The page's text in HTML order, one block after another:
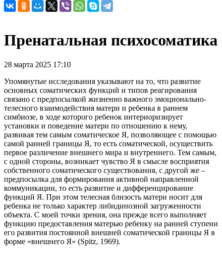
Пренатальная психосоматика
28 марта 2025 17:10
Упомянутые исследования указывают на то, что развитие
основных со­матических функций и типов реагирования
связано с предпосылкой жизненно важного эмоционально-
телесного взаимодействия матери и ребенка в раннем
симбиозе, в ходе которого ребенок интериоризирует
установки и поведение матери по отношению к нему,
развивая тем самым соматическое Я, позволяю­щее с помощью
самой ранней границы Я, то есть соматической, осуществить
первое различение внешнего мира и внутреннего. Тем самым,
с одной сторо­ны, возникает чувство Я в смысле восприятия
собственного соматического существования, с другой же –
предпосылка для формирования активной на­правленной
коммуникации, то есть развитие и дифференцирование
функций Я. При этом телесная близость матери носит для
ребенка не только характер либидинозной загруженности
объекта. С моей точки зрения, она прежде всего выполняет
функцию предоставления матерью ребенку на ранней ступени
его развития постоянной внешней соматической границы Я в
форме «внешнего Я» (Spitz, 1969).